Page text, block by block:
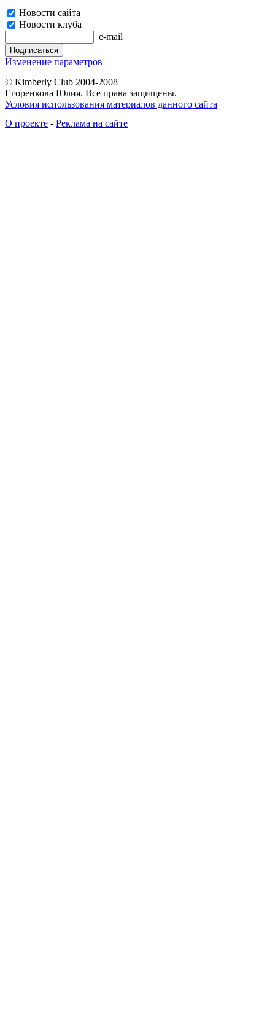
Новости сайта
Новости клуба
e-mail
Изменение параметров
© Kimberly Club 2004-2008
Егоренкова Юлия. Все права защищены.
Условия использования материалов данного сайта
О проекте - Реклама на сайте